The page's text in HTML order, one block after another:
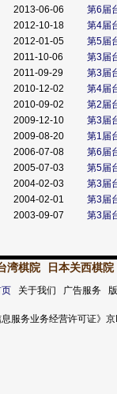
2013-06-06
第6届
2012-10-18
第4届
2012-01-05
第5届
2011-10-06
第3届
2011-09-29
第3届
2010-12-02
第4届
2010-09-02
第2届
2009-12-10
第3届
2009-08-20
第1届
2006-07-08
第6届
2005-07-03
第5届
2004-02-03
第3届
2004-02-01
第3届
2003-09-07 第3届
湾棋院 日本关西棋院
关于我们 广告服务
息服务业务经营许可证